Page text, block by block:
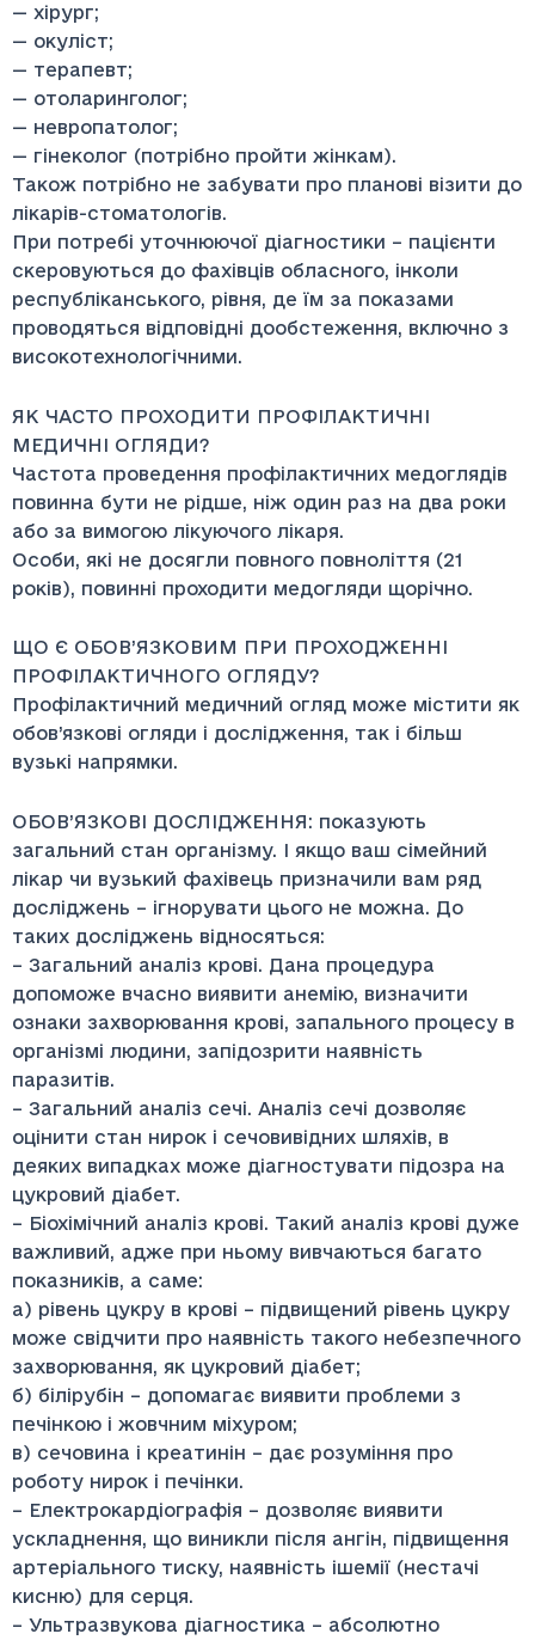
— хірург;
— окуліст;
— терапевт;
— отоларинголог;
— невропатолог;
— гінеколог (потрібно пройти жінкам).
Також потрібно не забувати про планові візити до
лікарів-стоматологів.
При потребі уточнюючої діагностики – пацієнти
скеровуються до фахівців обласного, інколи
республіканського, рівня, де їм за показами
проводяться відповідні дообстеження, включно з
високотехнологічними.
ЯК ЧАСТО ПРОХОДИТИ ПРОФІЛАКТИЧНІ
МЕДИЧНІ ОГЛЯДИ?
Частота проведення профілактичних медоглядів
повинна бути не рідше, ніж один раз на два роки
або за вимогою лікуючого лікаря.
Особи, які не досягли повного повноліття (21
років), повинні проходити медогляди щорічно.
ЩО Є ОБОВ’ЯЗКОВИМ ПРИ ПРОХОДЖЕННІ
ПРОФІЛАКТИЧНОГО ОГЛЯДУ?
Профілактичний медичний огляд може містити як
обов’язкові огляди і дослідження, так і більш
вузькі напрямки.
ОБОВ’ЯЗКОВІ ДОСЛІДЖЕННЯ: показують
загальний стан організму. І якщо ваш сімейний
лікар чи вузький фахівець призначили вам ряд
досліджень – ігнорувати цього не можна. До
таких досліджень відносяться:
– Загальний аналіз крові. Дана процедура
допоможе вчасно виявити анемію, визначити
ознаки захворювання крові, запального процесу в
організмі людини, запідозрити наявність
паразитів.
– Загальний аналіз сечі. Аналіз сечі дозволяє
оцінити стан нирок і сечовивідних шляхів, в
деяких випадках може діагностувати підозра на
цукровий діабет.
– Біохімічний аналіз крові. Такий аналіз крові дуже
важливий, адже при ньому вивчаються багато
показників, а саме:
а) рівень цукру в крові – підвищений рівень цукру
може свідчити про наявність такого небезпечного
захворювання, як цукровий діабет;
б) білірубін – допомагає виявити проблеми з
печінкою і жовчним міхуром;
в) сечовина і креатинін – дає розуміння про
роботу нирок і печінки.
– Електрокардіографія – дозволяє виявити
ускладнення, що виникли після ангін, підвищення
артеріального тиску, наявність ішемії (нестачі
кисню) для серця.
– Ультразвукова діагностика – абсолютно